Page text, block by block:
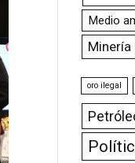
Medio
Minería
oro ilegal